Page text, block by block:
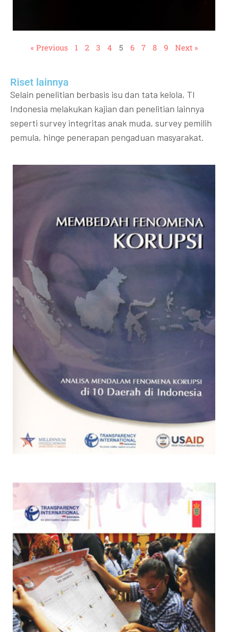
« Previous 1 2 3 4 5 6 7 8 9 Next »
Riset lainnya​​
Selain penelitian berbasis isu dan tata kelola, TI
Indonesia melakukan kajian dan penelitian lainnya
seperti survey integritas anak muda, survey pemilih
pemula, hinge penerapan pengaduan masyarakat.